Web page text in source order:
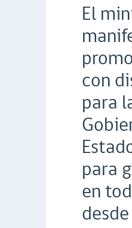
El
con
para
para
en